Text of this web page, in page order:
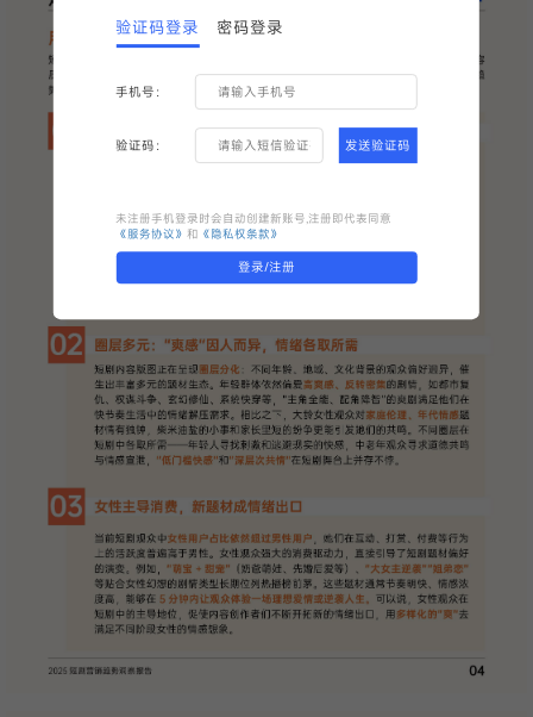
验证码登录 密码登录
手机号：
验证码： 发送验证码
未注册手机登录时会自动创建新账号,注册即代表同意
《服务协议》和 《隐私权条款》
登录/注册